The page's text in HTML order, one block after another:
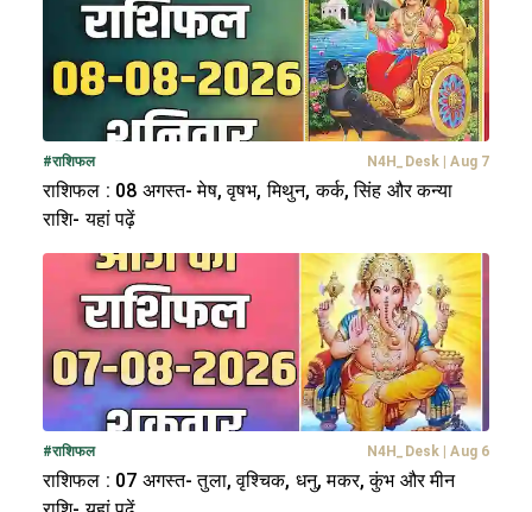
#राशिफल N4H_Desk | Aug 7
राशिफल : 08 अगस्त- मेष, वृषभ, मिथुन, कर्क, सिंह और कन्या
राशि- यहां पढ़ें
#राशिफल N4H_Desk | Aug 6
राशिफल : 07 अगस्त- तुला, वृश्चिक, धनु, मकर, कुंभ और मीन